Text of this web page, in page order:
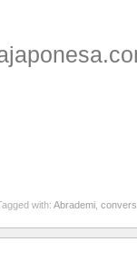
with: Abrademi